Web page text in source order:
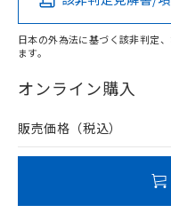
O
在庫等で未対応品が混
問い合わせください。
日本の外為法に基づく該非判定
ます。
オンライン購入
販売価格（税込）